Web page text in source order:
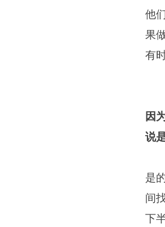
他
果
有
因
说
是
间
下